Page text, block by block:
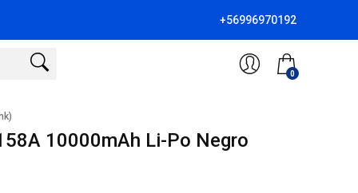
+56996970192
0
10000mAh Li-Po Negro